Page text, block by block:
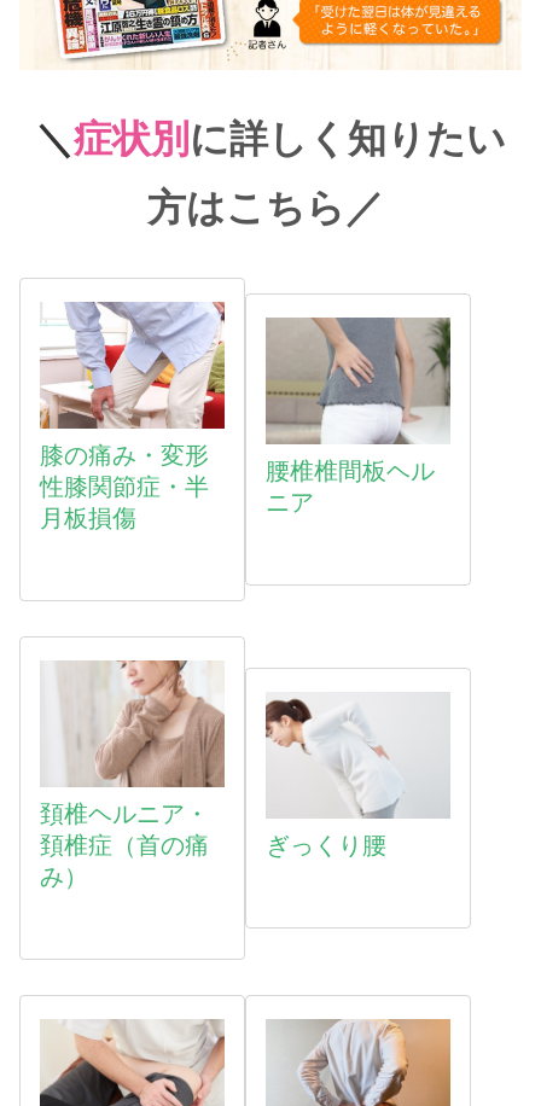
＼症状別 に詳しく知りたい
方はこちら ／
膝の痛み・変形
性膝関節症・半
月板損傷
腰椎椎間板ヘル
ニア
頚椎ヘルニア・
頚椎症（首の痛
み）
ぎっくり腰